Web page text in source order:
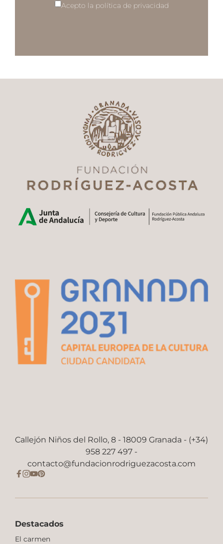
Acepto la política de privacidad
Callejón Niños del Rollo, 8 - 18009 Granada - (+34)
958 227 497 -
contacto@fundacionrodriguezacosta.com
Destacados
El carmen